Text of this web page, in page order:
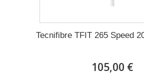
Tecnifibre TFIT 265 Speed
105,00 €